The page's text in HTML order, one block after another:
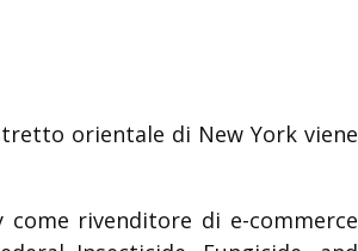
orientale di New York viene
rivenditore di e-commerce